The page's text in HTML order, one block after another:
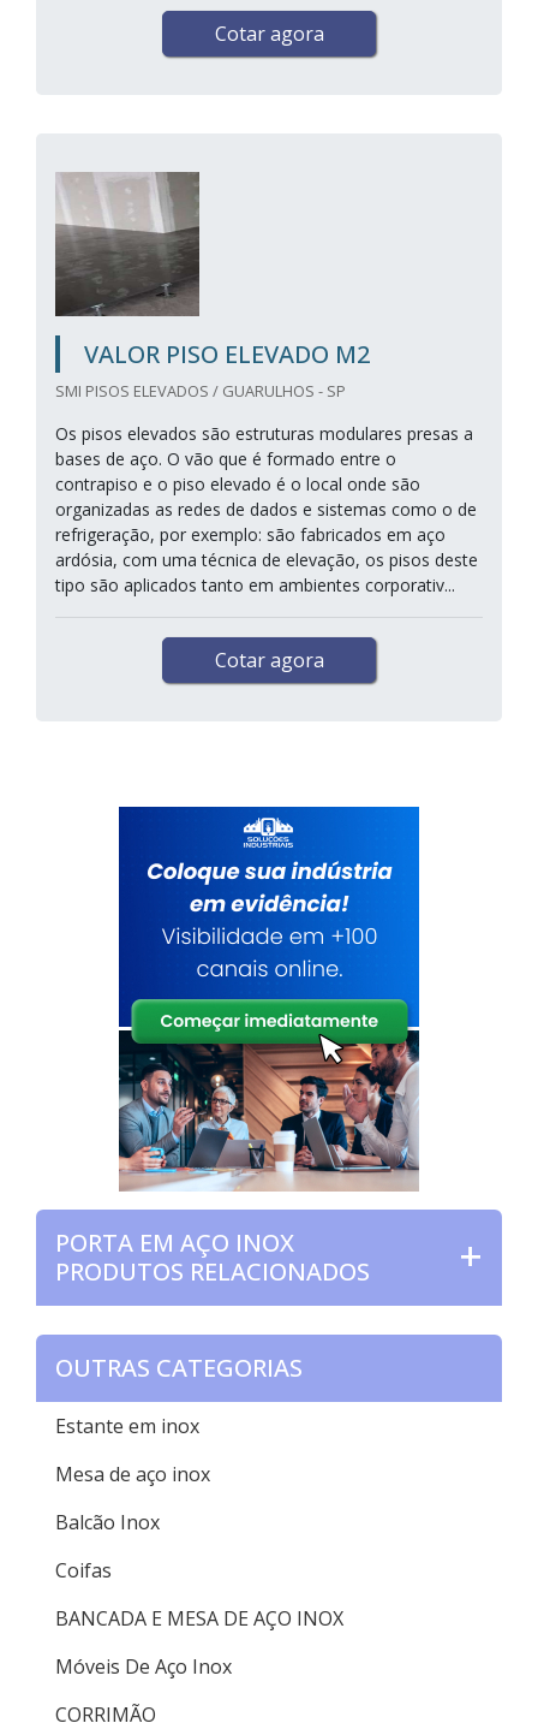
Cotar agora
VALOR PISO ELEVADO M2
SMI PISOS ELEVADOS / GUARULHOS - SP
Os pisos elevados são estruturas modulares presas a
bases de aço. O vão que é formado entre o
contrapiso e o piso elevado é o local onde são
organizadas as redes de dados e sistemas como o de
refrigeração, por exemplo: são fabricados em aço
ardósia, com uma técnica de elevação, os pisos deste
tipo são aplicados tanto em ambientes corporativ...
Cotar agora
PORTA EM AÇO INOX
PRODUTOS RELACIONADOS
OUTRAS CATEGORIAS
Estante em inox
Mesa de aço inox
Balcão Inox
Coifas
BANCADA E MESA DE AÇO INOX
Móveis De Aço Inox
CORRIMÃO